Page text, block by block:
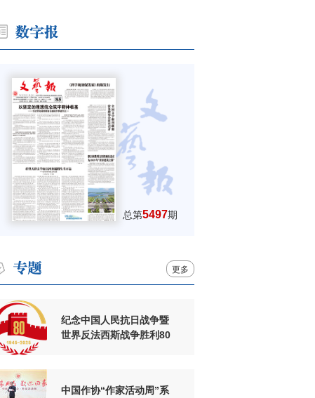
总第5497期
更多
纪念中国人民抗日战争暨
世界反法西斯战争胜利80
中国作协“作家活动周”系